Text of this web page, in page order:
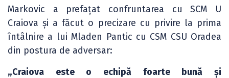
Markovic a prefațat confruntarea cu SCM U
Craiova și a făcut o precizare cu privire la prima
întâlnire a lui Mladen Pantic cu CSM CSU Oradea
din postura de adversar:
„Craiova este o echipă foarte bună și